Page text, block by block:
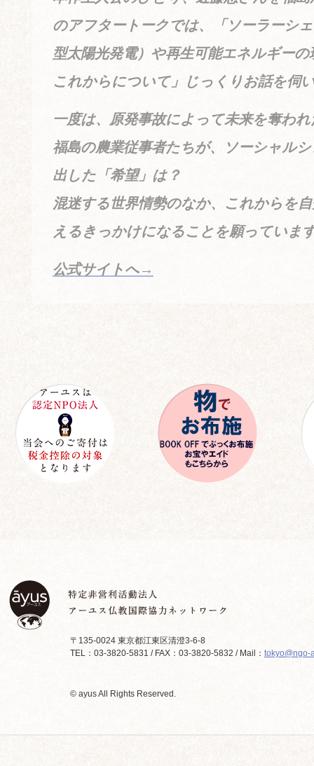
のアフタートークでは、「ソーラーシ
型太陽光発電）や再生可能エネルギー
これからについて」じっくりお話を伺
一度は、原発事故によって未来を奪わ
福島の農業従事者たちが、ソーシャル
出した「希望」は？
混迷する世界情勢のなか、これからを
えるきっかけになることを願っていま
公式サイトへ→
〒135-0024 東京都江東区清澄3-6-8
TEL：03-3820-5831 / FAX：03-3820-5832 / Mail： tokyo@ngo-
© ayus All Rights Reserved.